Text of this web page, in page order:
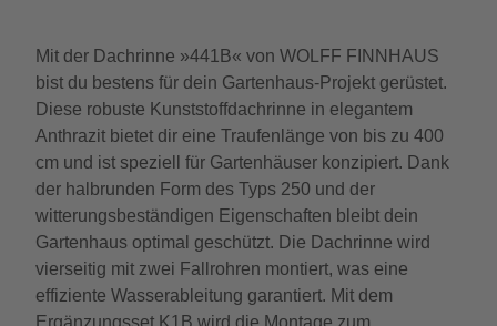
Mit der Dachrinne »441B« von WOLFF FINNHAUS
bist du bestens für dein Gartenhaus-Projekt gerüstet.
Diese robuste Kunststoffdachrinne in elegantem
Anthrazit bietet dir eine Traufenlänge von bis zu 400
cm und ist speziell für Gartenhäuser konzipiert. Dank
der halbrunden Form des Typs 250 und der
witterungsbeständigen Eigenschaften bleibt dein
Gartenhaus optimal geschützt. Die Dachrinne wird
vierseitig mit zwei Fallrohren montiert, was eine
effiziente Wasserableitung garantiert. Mit dem
Ergänzungsset K1B wird die Montage zum